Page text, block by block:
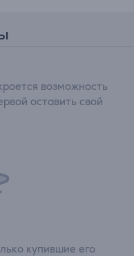
купившие его
возможность
оставить свой